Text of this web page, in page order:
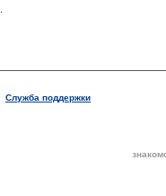
Служба поддержки